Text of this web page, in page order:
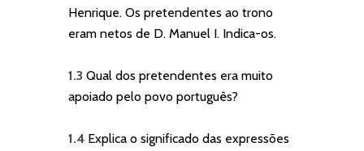
Henrique. Os pretendentes ao trono
eram netos de D. Manuel I. Indica-os.
1.3 Qual dos pretendentes era muito
apoiado pelo povo português?
1.4 Explica o significado das expressões